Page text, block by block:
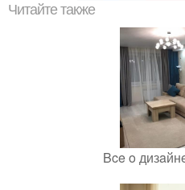
Читайте также
Bce o